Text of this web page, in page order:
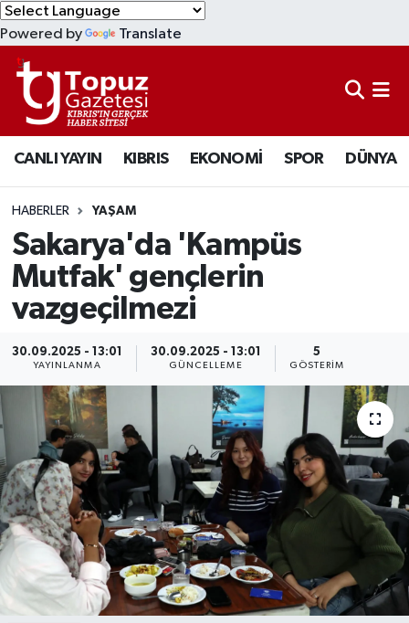
Powered by Translate
CANLI YAYIN KIBRIS EKONOMİ SPOR DÜNYA
HABERLER YAŞAM
Sakarya'da 'Kampüs
Mutfak' gençlerin
vazgeçilmezi
30.09.2025 - 13:01
YAYINLANMA
30.09.2025 - 13:01
GÜNCELLEME
5
GÖSTERIM
KIBRIS
DÜNYA
EKONOMİ
MAGAZİN
SAĞLIK
SPOR
TEKNOLOJİ
TÜRKİYE
Lefkoşa Nöbetçi Eczaneler
Lefkoşa Hava Durumu
Lefkoşa Trafik Yoğunluk Haritası
Süper Lig Puan Durumu ve Fikstür
Tüm Manşetler
Son Dakika Haberleri
Haber Arşivi